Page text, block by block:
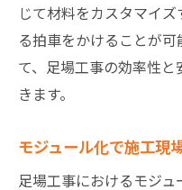
じて材料をカスタマイ
る拍車をかけることが
て、足場工事の効率性
きます。
モジュール化で施工現
足場工事におけるモジ